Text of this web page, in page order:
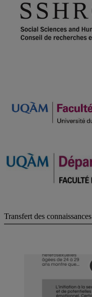
Transfert des connaissances